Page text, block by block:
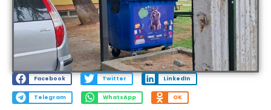
Facebook Twitter LinkedIn
Telegram WhatsApp OK